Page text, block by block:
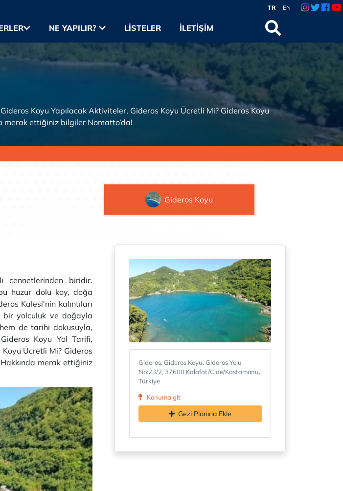
TR EN
NE YAPILIR? LISTELER İLETIŞIM
Koyu Yapılacak Aktiviteler, Gideros Koyu Ücretli Mi? Gideros Koyu
merak ettiğiniz bilgiler Nomatto’da!
Gideros Koyu
cennetlerinden biridir.
huzur dolu koy, doğa
Kalesi'nin kalıntıları
bir yolculuk ve doğayla
de tarihi dokusuyla,
Koyu Yol Tarifi,
Ücretli Mi? Gideros
merak ettiğiniz
Gideros, Gideros Koyu, Gideros Yolu
No:23/2, 37600 Kalafat/Cide/Kastamonu,
Türkiye
Konuma git
Gezi Planına Ekle